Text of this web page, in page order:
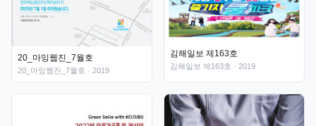
20_마잉웹진_7월호
20_마잉웹진_7월호 · 2019
김해일보 제163호
김해일보 제163호 · 2019